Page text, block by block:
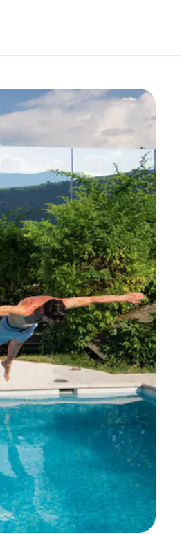
die Ergebnisse durch Berühren oder